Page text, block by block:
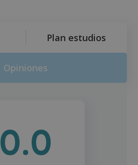
Plan estudios
Opiniones
0.0